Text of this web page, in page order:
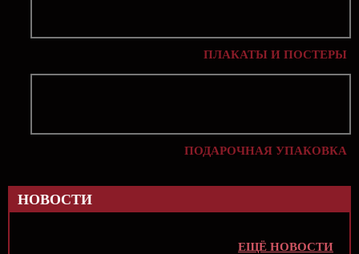
ПЛАКАТЫ И ПОСТЕРЫ
ПОДАРОЧНАЯ УПАКОВКА
НОВОСТИ
ЕЩЁ НОВОСТИ